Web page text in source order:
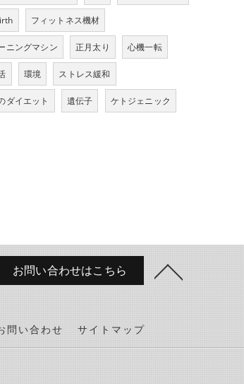
フィットネス機材
ニングマシン 正月太り 心機一転
環境 ストレス緩和
ダイエット 遺伝子 ケトジェニック
お問い合わせはこちら
問い合わせ サイトマップ